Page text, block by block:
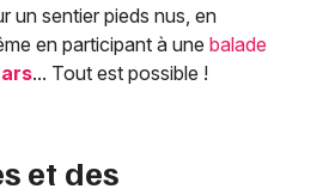
un sentier pieds nus, en
en participant à une balade
... Tout est possible !
et des